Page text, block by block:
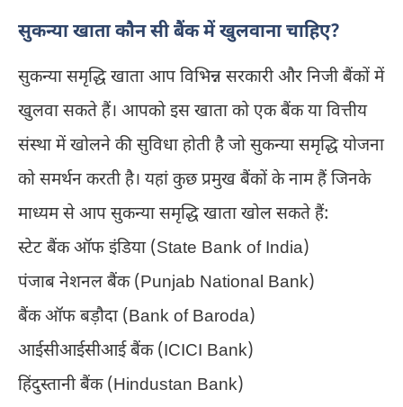
सुकन्या खाता कौन सी बैंक में खुलवाना चाहिए?
सुकन्या समृद्धि खाता आप विभिन्न सरकारी और निजी बैंकों में
खुलवा सकते हैं। आपको इस खाता को एक बैंक या वित्तीय
संस्था में खोलने की सुविधा होती है जो सुकन्या समृद्धि योजना
को समर्थन करती है। यहां कुछ प्रमुख बैंकों के नाम हैं जिनके
माध्यम से आप सुकन्या समृद्धि खाता खोल सकते हैं:
स्टेट बैंक ऑफ इंडिया (State Bank of India)
पंजाब नेशनल बैंक (Punjab National Bank)
बैंक ऑफ बड़ौदा (Bank of Baroda)
आईसीआईसीआई बैंक (ICICI Bank)
हिंदुस्तानी बैंक (Hindustan Bank)